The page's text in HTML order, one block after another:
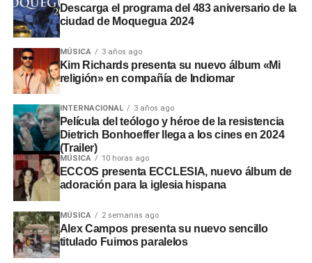
Descarga el programa del 483 aniversario de la
ciudad de Moquegua 2024
MÚSICA 3 años ago
Kim Richards presenta su nuevo álbum «Mi
religión» en compañía de Indiomar
INTERNACIONAL 3 años ago
Película del teólogo y héroe de la resistencia
Dietrich Bonhoeffer llega a los cines en 2024
(Trailer)
MÚSICA 10 horas ago
ECCOS presenta ECCLESIA, nuevo álbum de
adoración para la iglesia hispana
MÚSICA 2 semanas ago
Alex Campos presenta su nuevo sencillo
titulado Fuimos paralelos